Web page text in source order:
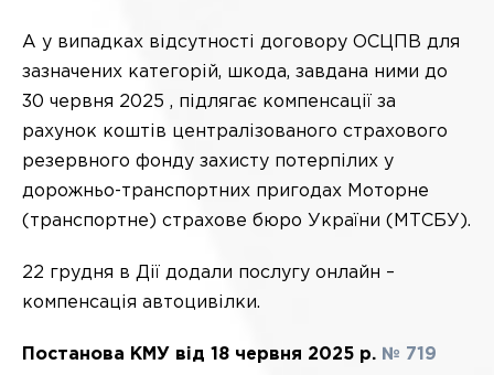
А у випадках відсутності договору ОСЦПВ для
зазначених категорій, шкода, завдана ними до
30 червня 2025 , підлягає компенсації за
рахунок коштів централізованого страхового
резервного фонду захисту потерпілих у
дорожньо-транспортних пригодах Моторне
(транспортне) страхове бюро України (МТСБУ).
22 грудня в Дії додали послугу онлайн –
компенсація автоцивілки.
Постанова КМУ від 18 червня 2025 р. № 719